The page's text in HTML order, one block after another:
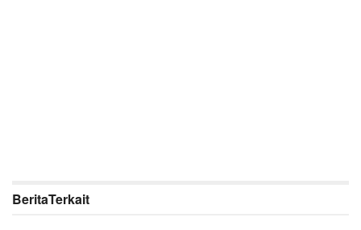
BeritaTerkait